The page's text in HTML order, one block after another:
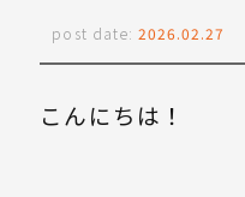
post date: 2026.02.27
こんにちは！